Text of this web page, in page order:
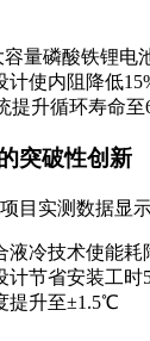
容量磷酸铁锂电
计使内阻降低
提升循环寿命至
突破性创新
目实测数据显示
液冷技术使能耗
计节省安装工时
提升至±1.5℃